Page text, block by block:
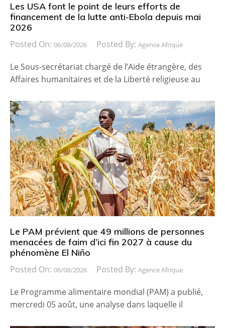
Les USA font le point de leurs efforts de
financement de la lutte anti-Ebola depuis mai
2026
Posted On: 06/08/2026 Posted By: Agence Afrique
Le Sous-secrétariat chargé de l’Aide étrangère, des
Affaires humanitaires et de la Liberté religieuse au
Le PAM prévient que 49 millions de personnes
menacées de faim d’ici fin 2027 à cause du
phénomène El Niño
Posted On: 06/08/2026 Posted By: Agence Afrique
Le Programme alimentaire mondial (PAM) a publié,
mercredi 05 août, une analyse dans laquelle il